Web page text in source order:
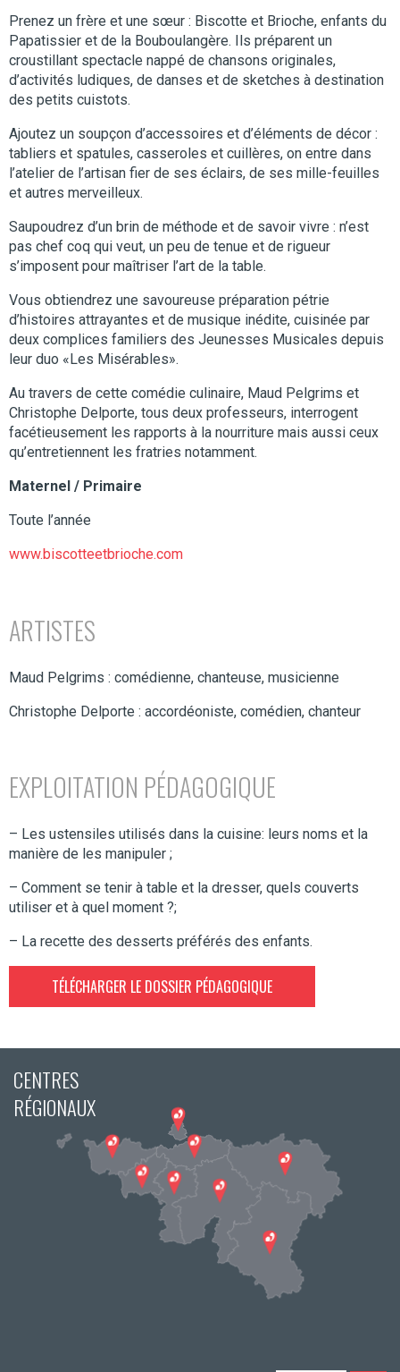
Prenez un frère et une sœur : Biscotte et Brioche, enfants du
Papatissier et de la Bouboulangère. Ils préparent un
croustillant spectacle nappé de chansons originales,
d’activités ludiques, de danses et de sketches à destination
des petits cuistots.
Ajoutez un soupçon d’accessoires et d’éléments de décor :
tabliers et spatules, casseroles et cuillères, on entre dans
l’atelier de l’artisan fier de ses éclairs, de ses mille-feuilles
et autres merveilleux.
Saupoudrez d’un brin de méthode et de savoir vivre : n’est
pas chef coq qui veut, un peu de tenue et de rigueur
s’imposent pour maîtriser l’art de la table.
Vous obtiendrez une savoureuse préparation pétrie
d’histoires attrayantes et de musique inédite, cuisinée par
deux complices familiers des Jeunesses Musicales depuis
leur duo «Les Misérables».
Au travers de cette comédie culinaire, Maud Pelgrims et
Christophe Delporte, tous deux professeurs, interrogent
facétieusement les rapports à la nourriture mais aussi ceux
qu’entretiennent les fratries notamment.
Maternel / Primaire
Toute l’année
www.biscotteetbrioche.com
ARTISTES
Maud Pelgrims : comédienne, chanteuse, musicienne
Christophe Delporte : accordéoniste, comédien, chanteur
EXPLOITATION PÉDAGOGIQUE
– Les ustensiles utilisés dans la cuisine: leurs noms et la
manière de les manipuler ;
– Comment se tenir à table et la dresser, quels couverts
utiliser et à quel moment ?;
– La recette des desserts préférés des enfants.
TÉLÉCHARGER LE DOSSIER PÉDAGOGIQUE
CENTRES
RÉGIONAUX